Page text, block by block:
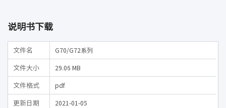
说明书下载
文件名
文件大小
文件格式
更新日期
G70/G72系列
29.06 MB
pdf
2021-01-05